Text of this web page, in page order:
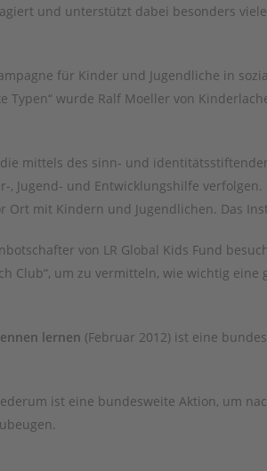
und unterstützt dabei besonders
für Kinder und Jugendliche in
Typen“ wurde Ralf Moeller von
mittels des sinn- und
, Jugend- und Entwicklungshilfe
Ort mit Kindern und Jugendlichen. Das
von LR Global Kids Fund
Club“, um zu vermitteln, wie wichtig eine
lernen (Februar 2012) ist eine
ist eine bundesweite Aktion, um